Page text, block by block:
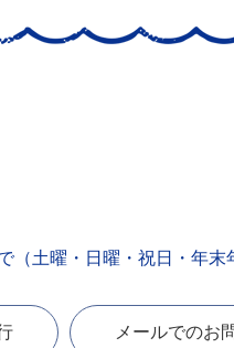
土曜・日曜・祝日・年末
メールでのお